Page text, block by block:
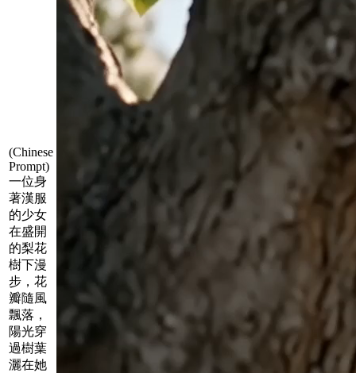
(Chinese
Prompt)
一位身
著漢服
的少女
在盛開
的梨花
樹下漫
步，花
瓣隨風
飄落，
陽光穿
過樹葉
灑在她